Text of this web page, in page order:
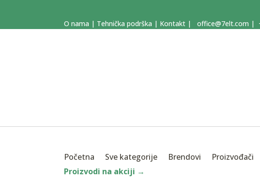
O nama | Tehnička podrška | Kontakt | office@7elt.com |
Početna Sve kategorije Brendovi Proizvođači
Proizvodi na akciji →